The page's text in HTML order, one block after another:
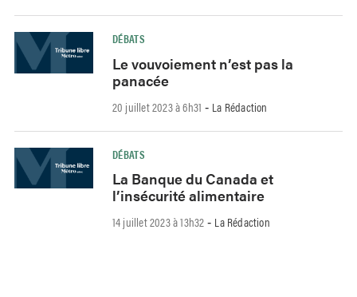
DÉBATS
Le vouvoiement n’est pas la
panacée
20 juillet 2023 à 6h31 - La Rédaction
DÉBATS
La Banque du Canada et
l’insécurité alimentaire
14 juillet 2023 à 13h32 - La Rédaction